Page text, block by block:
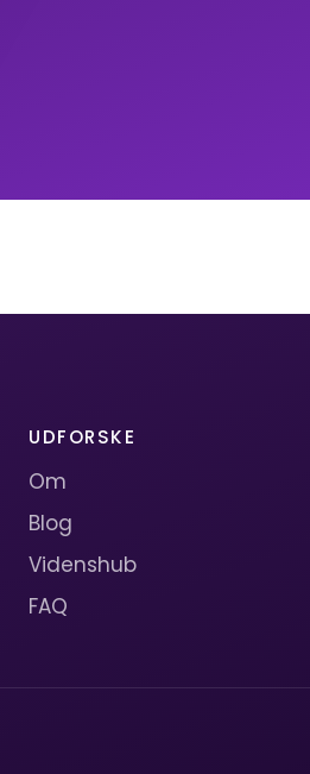
UDFORSKE
Om
Blog
Videnshub
FAQ